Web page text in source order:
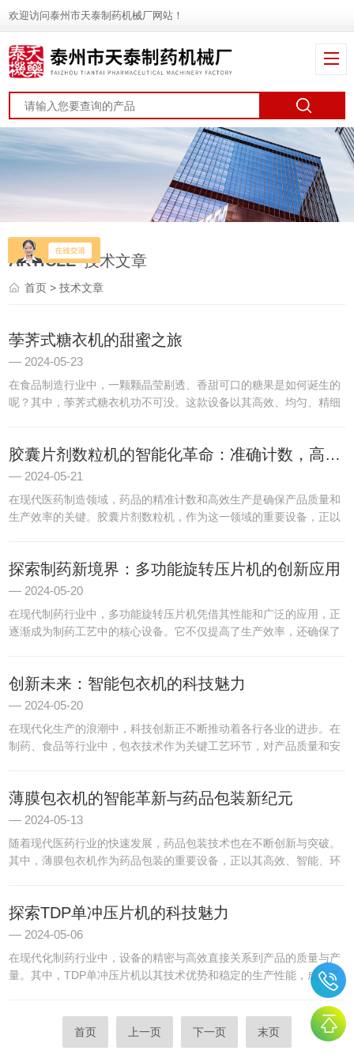
欢迎访问泰州市天泰制药机械厂网站！
ARTICLE 技术文章
首页 > 技术文章
荸荠式糖衣机的甜蜜之旅
2024-05-23
在食品制造行业中，一颗颗晶莹剔透、香甜可口的糖果是如何诞生的
呢？其中，荸荠式糖衣机功不可没。这款设备以其高效、均匀、精细
胶囊片剂数粒机的智能化革命：准确计数，高效生产
2024-05-21
在现代医药制造领域，药品的精准计数和高效生产是确保产品质量和
生产效率的关键。胶囊片剂数粒机，作为这一领域的重要设备，正以
器...
探索制药新境界：多功能旋转压片机的创新应用
2024-05-20
在现代制药行业中，多功能旋转压片机凭借其性能和广泛的应用，正
逐渐成为制药工艺中的核心设备。它不仅提高了生产效率，还确保了
稳...
创新未来：智能包衣机的科技魅力
2024-05-20
在现代化生产的浪潮中，科技创新正不断推动着各行各业的进步。在
制药、食品等行业中，包衣技术作为关键工艺环节，对产品质量和安
了...
薄膜包衣机的智能革新与药品包装新纪元
2024-05-13
随着现代医药行业的快速发展，药品包装技术也在不断创新与突破。
其中，薄膜包衣机作为药品包装的重要设备，正以其高效、智能、环
药...
探索TDP单冲压片机的科技魅力
2024-05-06
在现代化制药行业中，设备的精密与高效直接关系到产品的质量与产
量。其中，TDP单冲压片机以其技术优势和稳定的生产性能，成为了
制药工艺中的一环。TDP单冲压片机，顾名思义，以其单次冲压、高
精度成型的特点，在制药生产中占据了一席之地。这种设备不仅...
首页
上一页 下一页 末页